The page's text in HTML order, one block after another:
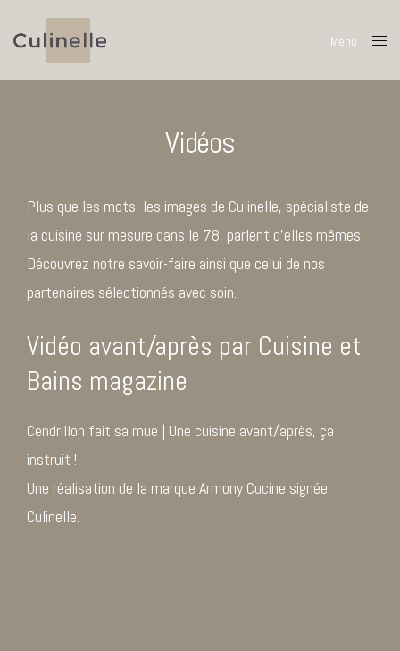
Menu
Vidéos
Plus que les mots, les images de Culinelle, spécialiste de
la cuisine sur mesure dans le 78, parlent d’elles mêmes.
Découvrez notre savoir-faire ainsi que celui de nos
partenaires sélectionnés avec soin.
Vidéo avant/après par Cuisine et
Bains magazine
Cendrillon fait sa mue | Une cuisine avant/après, ça
instruit !
Une réalisation de la marque Armony Cucine signée
Culinelle.